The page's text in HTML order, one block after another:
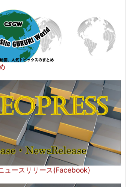
ュースリリース(Facebook)